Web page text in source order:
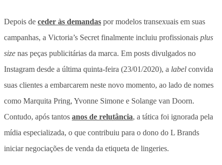
Depois de ceder às demandas por modelos transexuais em suas
campanhas, a Victoria’s Secret finalmente incluiu profissionais plus
size nas peças publicitárias da marca. Em posts divulgados no
Instagram desde a última quinta-feira (23/01/2020), a label convida
suas clientes a embarcarem neste novo momento, ao lado de nomes
como Marquita Pring, Yvonne Simone e Solange van Doorn.
Contudo, após tantos anos de relutância, a tática foi ignorada pela
mídia especializada, o que contribuiu para o dono do L Brands
iniciar negociações de venda da etiqueta de lingeries.